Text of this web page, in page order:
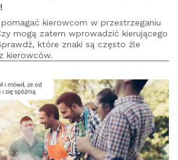
kierowcom w przestrzeganiu
mogą zatem wprowadzić kierującego
które znaki są często źle
kierowców.